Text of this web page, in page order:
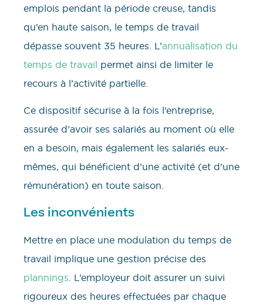
emplois pendant la période creuse, tandis
qu’en haute saison, le temps de travail
dépasse souvent 35 heures. L’annualisation du
temps de travail permet ainsi de limiter le
recours à l’activité partielle.
Ce dispositif sécurise à la fois l’entreprise,
assurée d’avoir ses salariés au moment où elle
en a besoin, mais également les salariés eux-
mêmes, qui bénéficient d’une activité (et d’une
rémunération) en toute saison.
Les inconvénients
Mettre en place une modulation du temps de
travail implique une gestion précise des
plannings . L’employeur doit assurer un suivi
rigoureux des heures effectuées par chaque